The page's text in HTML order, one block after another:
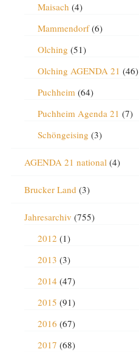
Maisach (4)
Mammendorf(6)
Olching (51)
Olching AGENDA 21 (46)
Puchheim(64)
Puchheim Agenda 21 (7)
Schöngeising (3)
AGENDA 21 national(4)
Brucker Land (3)
Jahresarchiv (755)
2012 (1)
2013 (3)
2014 (47)
2015 (91)
2016 (67)
2017 (68)